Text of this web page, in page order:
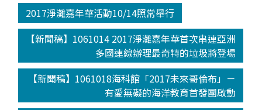
2017淨灘嘉年華活動10/14照常舉行
【新聞稿】1061014 2017淨灘嘉年華首次串連亞洲
多國連線辦理最奇特的垃圾將登場
【新聞稿】1061018海科館「2017未來哥倫布」－
有愛無礙的海洋教育首發團啟動